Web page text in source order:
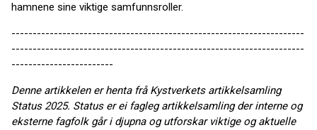
hamnene sine viktige samfunnsroller.
---------------------------------------------------------------------
---------------------------------------------------------------------
------------------------
Denne artikkelen er henta frå Kystverkets artikkelsamling
Status 2025. Status er ei fagleg artikkelsamling der interne og
eksterne fagfolk går i djupna og utforskar viktige og aktuelle